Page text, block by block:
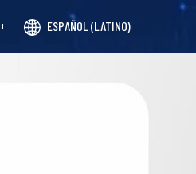
ESPAÑOL (LATINO)